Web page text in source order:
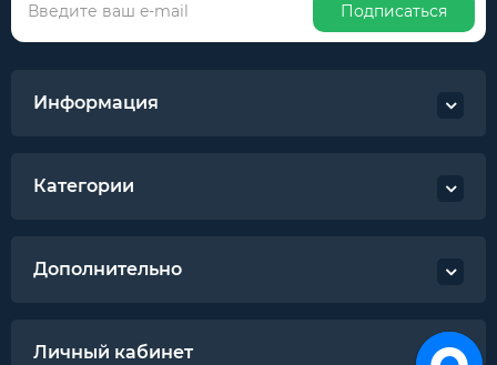
Подписаться
Информация
Категории
Дополнительно
Личный кабинет